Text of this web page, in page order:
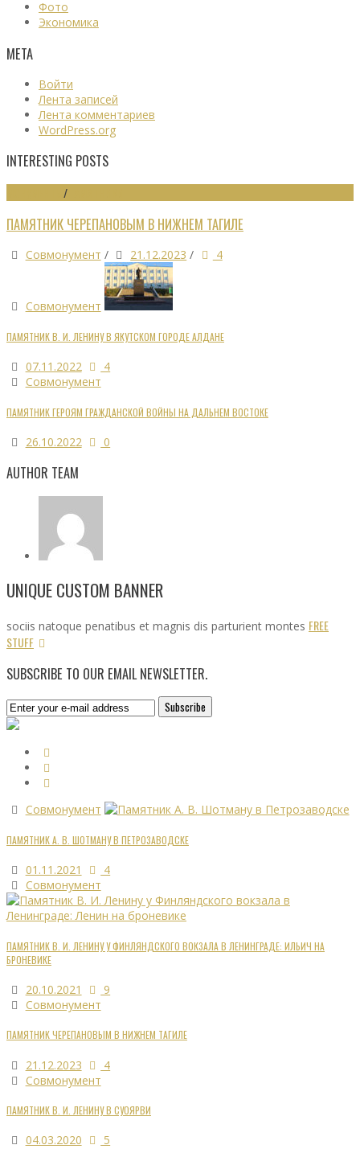
Фото
Экономика
МЕТА
Войти
Лента записей
Лента комментариев
WordPress.org
INTERESTING POSTS
/
ПАМЯТНИК ЧЕРЕПАНОВЫМ В НИЖНЕМ ТАГИЛЕ
Совмонумент / 21.12.2023 / 4
Совмонумент
ПАМЯТНИК В. И. ЛЕНИНУ В ЯКУТСКОМ ГОРОДЕ АЛДАНЕ
07.11.2022
4
Совмонумент
ПАМЯТНИК ГЕРОЯМ ГРАЖДАНСКОЙ ВОЙНЫ НА ДАЛЬНЕМ ВОСТОКЕ
26.10.2022 0
AUTHOR TEAM
UNIQUE CUSTOM BANNER
sociis natoque penatibus et magnis dis parturient montes FREE
STUFF
SUBSCRIBE TO OUR EMAIL NEWSLETTER.
Совмонумент
ПАМЯТНИК А. В. ШОТМАНУ В ПЕТРОЗАВОДСКЕ
01.11.2021
4
Совмонумент
ПАМЯТНИК В. И. ЛЕНИНУ У ФИНЛЯНДСКОГО ВОКЗАЛА В ЛЕНИНГРАДЕ: ИЛЬИЧ НА
БРОНЕВИКЕ
20.10.2021
9
Совмонумент
ПАМЯТНИК ЧЕРЕПАНОВЫМ В НИЖНЕМ ТАГИЛЕ
21.12.2023
4
Совмонумент
ПАМЯТНИК В. И. ЛЕНИНУ В СУОЯРВИ
04.03.2020
5